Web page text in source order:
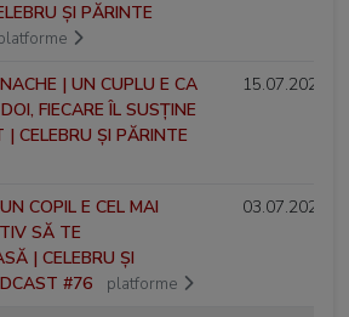
ȘI PĂRINTE
| UN CUPLU E CA
FIECARE ÎL SUSȚINE
| CELEBRU ȘI PĂRINTE
15.07.2025
COPIL E CEL MAI
SĂ TE
| CELEBRU ȘI
#76
platforme
03.07.2025